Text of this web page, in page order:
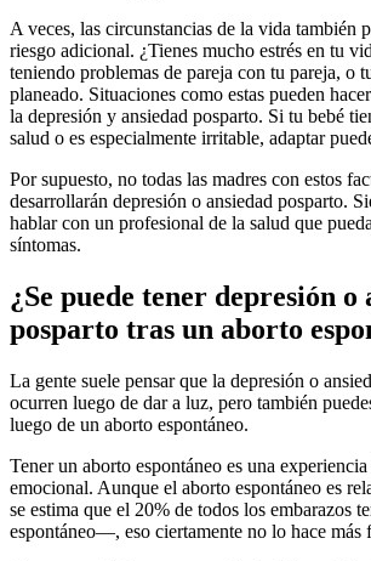
A veces, las circunstancias de la vida también
riesgo adicional. ¿Tienes mucho estrés en tu
teniendo problemas de pareja con tu pareja, o
planeado. Situaciones como estas pueden
la depresión y ansiedad posparto. Si tu bebé
salud o es especialmente irritable, adaptar
Por supuesto, no todas las madres con estos
desarrollarán depresión o ansiedad posparto.
hablar con un profesional de la salud que
síntomas.
¿Se puede tener depresión o
posparto tras un aborto
La gente suele pensar que la depresión o
ocurren luego de dar a luz, pero también
luego de un aborto espontáneo.
Tener un aborto espontáneo es una
emocional. Aunque el aborto espontáneo es
se estima que el 20% de todos los embarazos
espontáneo—, eso ciertamente no lo hace más